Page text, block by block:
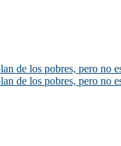
de los pobres, pero no
de los pobres, pero no